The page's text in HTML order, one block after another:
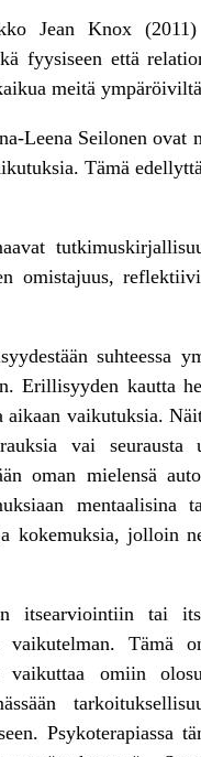
Jean Knox
fyysiseen että
meitä
Leena Seilonen ovat
Tämä
omistajuus,
suhteessa
kautta
vaikutuksia.
vai seurausta
oman mielensä
mentaalisina
kokemuksia, jolloin
itsearviointiin tai
vaikutelman. Tämä
omiin
Psykoterapiassa